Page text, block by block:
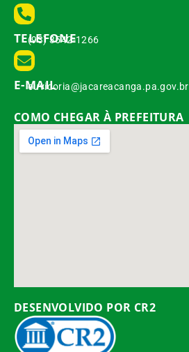
TELEFONE
(93) 3542-1266
E-MAIL
ouvidoria@jacareacanga.pa.gov.br
COMO CHEGAR À PREFEITURA
DESENVOLVIDO POR CR2